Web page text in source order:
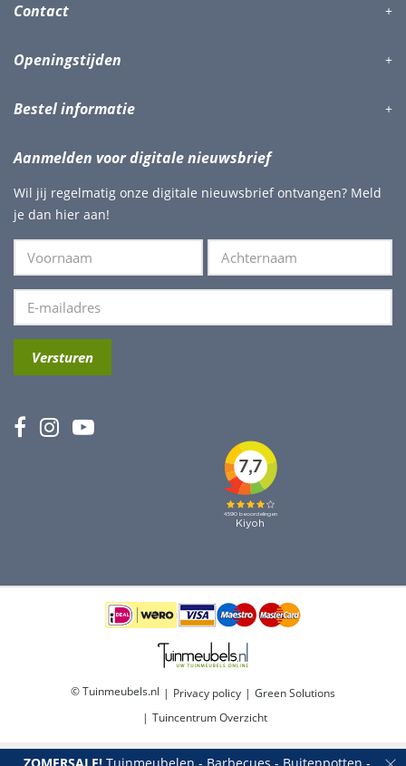
Contact
Openingstijden
Bestel informatie
Aanmelden voor digitale nieuwsbrief
Wil jij regelmatig onze digitale nieuwsbrief ontvangen? Meld
je dan hier aan!
© Tuinmeubels.nl Privacy policy
Green Solutions
Tuincentrum Overzicht